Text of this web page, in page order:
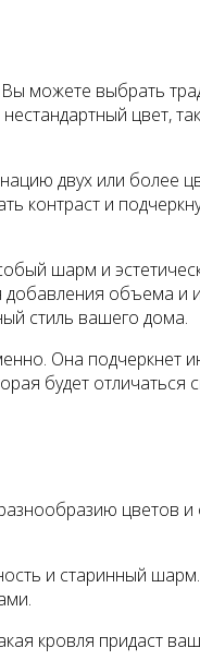
Вы можете выбрать
цвет,
двух или более
контраст и
шарм и
добавления объема и
стиль вашего дома.
Она подчеркнет
будет отличаться
цветов
и старинный
кровля придаст